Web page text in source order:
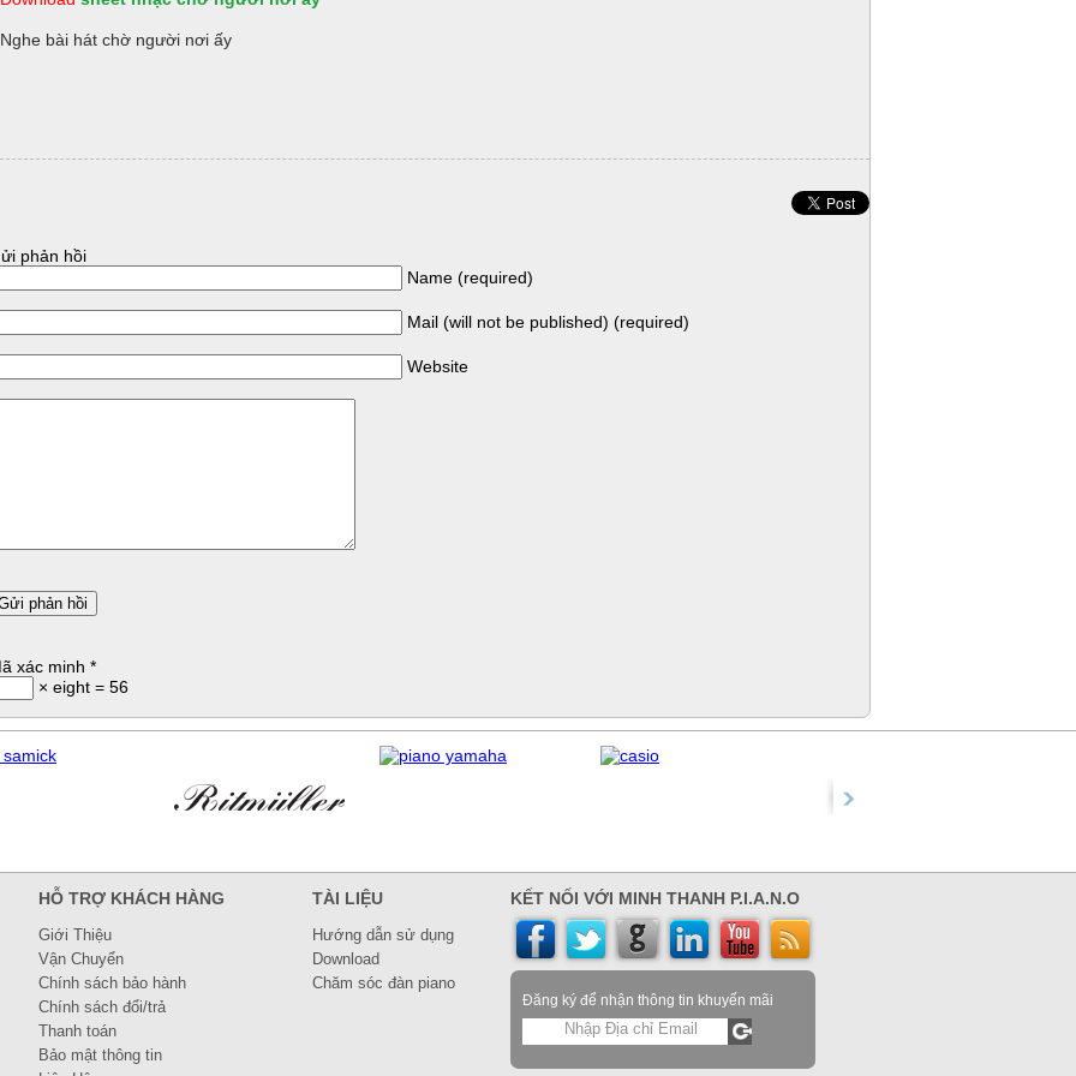
Nghe bài hát chờ người nơi ấy
phản hồi
Name (required)
Mail (will not be published) (required)
Website
xác minh *
× eight = 56
HỖ TRỢ KHÁCH HÀNG
Giới Thiệu
Vận Chuyển
Chính sách bảo hành
Chính sách đổi/trả
Thanh toán
Bảo mật thông tin
TÀI LIỆU
Hướng dẫn sử dụng
Download
Chăm sóc đàn piano
KẾT NỐI VỚI MINH THANH P.I.A.N.O
Đăng ký để nhận thông tin khuyến mãi